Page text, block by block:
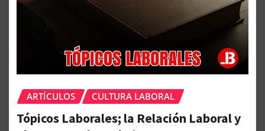
ARTÍCULOS CULTURA LABORAL
Tópicos Laborales; la Relación Laboral y